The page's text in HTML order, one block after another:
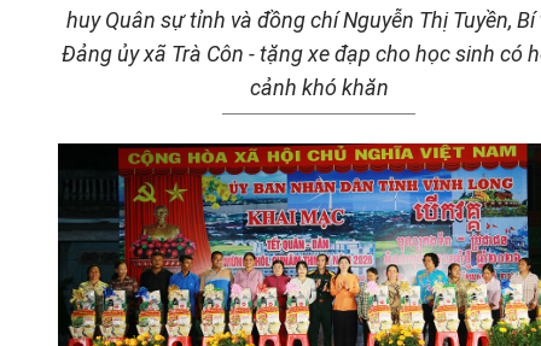
huy Quân sự tỉnh và đồng chí Nguyễn Thị Tuyền,
Đảng ủy xã Trà Côn - tặng xe đạp cho học sinh có
cảnh khó khăn